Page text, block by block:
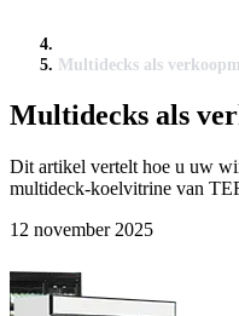
Multidecks als
Multidecks als
Dit artikel vertelt hoe u uw
multideck-koelvitrine van
12 november 2025